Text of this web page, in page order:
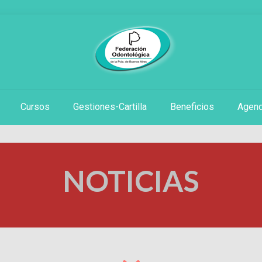
Cursos Gestiones-Cartilla Beneficios
NOTICIAS